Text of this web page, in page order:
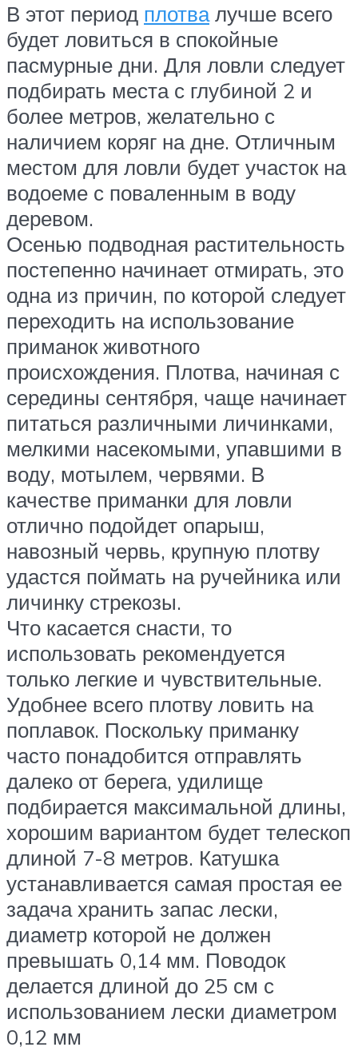
В этот период плотвалучше всего
будет ловиться в спокойные
пасмурные дни. Для ловли следует
подбирать места с глубиной 2 и
более метров, желательно с
наличием коряг на дне. Отличным
местом для ловли будет участок на
водоеме с поваленным в воду
деревом.
Осенью подводная растительность
постепенно начинает отмирать, это
одна из причин, по которой следует
переходить на использование
приманок животного
происхождения. Плотва, начиная с
середины сентября, чаще начинает
питаться различными личинками,
мелкими насекомыми, упавшими в
воду, мотылем, червями. В
качестве приманки для ловли
отлично подойдет опарыш,
навозный червь, крупную плотву
удастся поймать на ручейника или
личинку стрекозы.
Что касается снасти, то
использовать рекомендуется
только легкие и чувствительные.
Удобнее всего плотву ловить на
поплавок. Поскольку приманку
часто понадобится отправлять
далеко от берега, удилище
подбирается максимальной длины,
хорошим вариантом будет телескоп
длиной 7-8 метров. Катушка
устанавливается самая простая ее
задача хранить запас лески,
диаметр которой не должен
превышать 0,14 мм. Поводок
делается длиной до 25 см с
использованием лески диаметром
0,12 мм